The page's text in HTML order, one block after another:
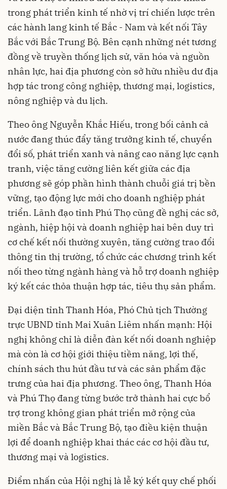
trong phát triển kinh tế nhờ vị trí chiến lược trên
các hành lang kinh tế Bắc - Nam và kết nối Tây
Bắc với Bắc Trung Bộ. Bên cạnh những nét tương
đồng về truyền thống lịch sử, văn hóa và nguồn
nhân lực, hai địa phương còn sở hữu nhiều dư địa
hợp tác trong công nghiệp, thương mại, logistics,
nông nghiệp và du lịch.
Theo ông Nguyễn Khắc Hiếu, trong bối cảnh cả
nước đang thúc đẩy tăng trưởng kinh tế, chuyển
đổi số, phát triển xanh và nâng cao năng lực cạnh
tranh, việc tăng cường liên kết giữa các địa
phương sẽ góp phần hình thành chuỗi giá trị bền
vững, tạo động lực mới cho doanh nghiệp phát
triển. Lãnh đạo tỉnh Phú Thọ cũng đề nghị các sở,
ngành, hiệp hội và doanh nghiệp hai bên duy trì
cơ chế kết nối thường xuyên, tăng cường trao đổi
thông tin thị trường, tổ chức các chương trình kết
nối theo từng ngành hàng và hỗ trợ doanh nghiệp
ký kết các thỏa thuận hợp tác, tiêu thụ sản phẩm.
Đại diện tỉnh Thanh Hóa, Phó Chủ tịch Thường
trực UBND tỉnh Mai Xuân Liêm nhấn mạnh: Hội
nghị không chỉ là diễn đàn kết nối doanh nghiệp
mà còn là cơ hội giới thiệu tiềm năng, lợi thế,
chính sách thu hút đầu tư và các sản phẩm đặc
trưng của hai địa phương. Theo ông, Thanh Hóa
và Phú Thọ đang từng bước trở thành hai cực bổ
trợ trong không gian phát triển mở rộng của
miền Bắc và Bắc Trung Bộ, tạo điều kiện thuận
lợi để doanh nghiệp khai thác các cơ hội đầu tư,
thương mại và logistics.
Điểm nhấn của Hội nghị là lễ ký kết quy chế phối